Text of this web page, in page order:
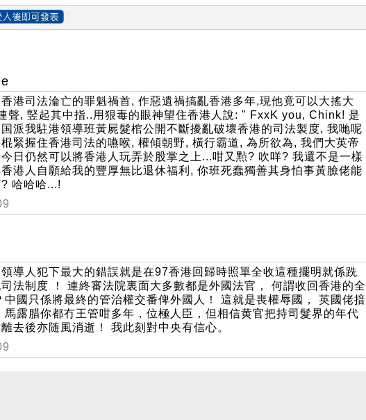
港司法淪亡的罪魁禍首, 作惡遺禍搞亂香港多年,現他竟可以大搖大
聲, 竪起其中指..用狠毒的眼神望住香港人說: " FxxK you, Chink! 是
派我駐港領導班黃屍髮棺公開不斷擾亂破壞香港的司法製度, 我哋呢
緊握住香港司法的嚥喉, 權傾朝野, 橫行霸道, 為所欲為, 我們大英帝
日仍然可以將香港人玩弄於股掌之上...咁又㸃? 吹咩? 我還不是一樣
港人自願給我的豐厚無比退休福利, 你班死蠢獨善其身怕事黃臉佬能
哈哈哈...!
導人犯下最大的錯誤就是在97香港回歸時照單全收這種擺明就係跣
法制度 ！ 連終審法院裏面大多數都是外國法官， 何謂收回香港的全
中國只係將最終的管治權交番俾外國人！ 這就是喪權辱國， 英國佬揞
馬露腊你都冇王管咁多年，位極人臣，但相信黄官把持司髮界的年代
去後亦随風消逝！ 我此刻對中央有信心。